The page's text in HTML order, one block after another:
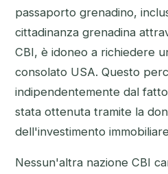
passaporto grenadino,
cittadinanza grenadina
CBI, è idoneo a richiedere
consolato USA. Questo
indipendentemente dal
stata ottenuta tramite la
dell'investimento
Nessun'altra nazione CBI